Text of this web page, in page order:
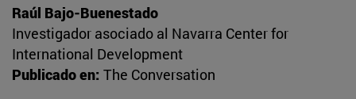
Raúl Bajo-Buenestado
Investigador asociado al Navarra Center for
International Development
Publicado en: The Conversation